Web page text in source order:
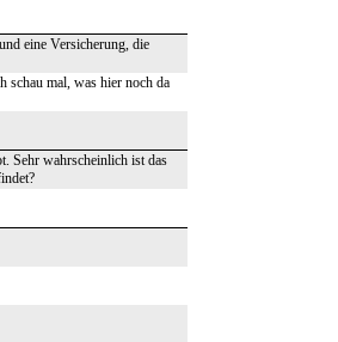
eine Versicherung, die
schau mal, was hier noch da
Sehr wahrscheinlich ist das